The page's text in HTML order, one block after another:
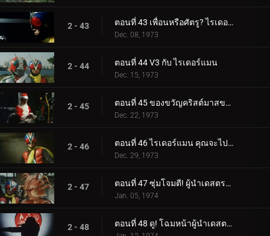
2 - 43 ตอนที่ 43 เพื่อนหรือศัตรู? ไรเดอร์แมนผู้ลึกลับ
Dec. 08, 1973
2 - 44 ตอนที่ 44 V3 กับ ไรเดอร์แมน
Dec. 15, 1973
2 - 45 ตอนที่ 45 ของขวัญคริสต์มาสของเดสตรอน
Dec. 22, 1973
2 - 46 ตอนที่ 46 ไรเดอร์แมน คุณจะไปไหน?
Dec. 29, 1973
2 - 47 ตอนที่ 47 ซุ่มโจมตี! ผู้นำเดสตรอน!!
Jan. 05, 1974
2 - 48 ตอนที่ 48 ดู! โฉมหน้าผู้นำเดสตรอน!!